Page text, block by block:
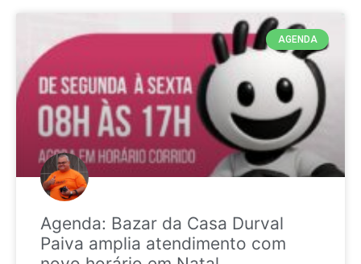
AGENDA
Agenda: Bazar da Casa Durval
Paiva amplia atendimento com